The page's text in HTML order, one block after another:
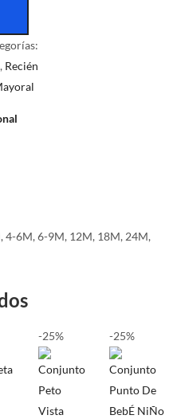
, Recién
4-6M, 6-9M, 12M, 18M, 24M,
-25%
Vista
-25%